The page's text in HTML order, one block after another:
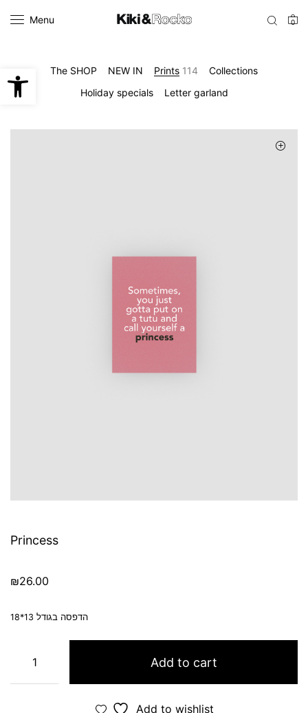
Open toolbar
Menu 0
The SHOP NEW IN Prints 114
Collections
Holiday specials
Letter garland
Princess
₪26.00
הדפסה בגודל 13*18
Add to cart
Add to wishlist